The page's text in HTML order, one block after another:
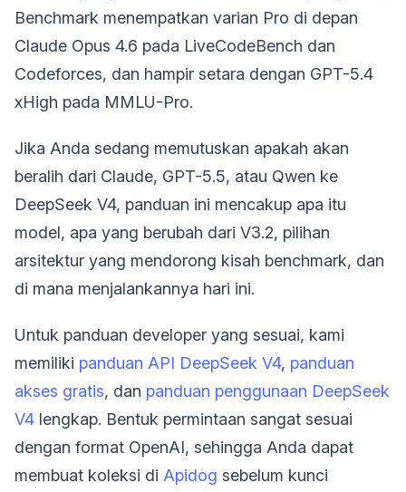
Benchmark menempatkan varian Pro di depan
Claude Opus 4.6 pada LiveCodeBench dan
Codeforces, dan hampir setara dengan GPT-5.4
xHigh pada MMLU-Pro.
Jika Anda sedang memutuskan apakah akan
beralih dari Claude, GPT-5.5, atau Qwen ke
DeepSeek V4, panduan ini mencakup apa itu
model, apa yang berubah dari V3.2, pilihan
arsitektur yang mendorong kisah benchmark, dan
di mana menjalankannya hari ini.
Untuk panduan developer yang sesuai, kami
memiliki panduan API DeepSeek V4, panduan
akses gratis, dan panduan penggunaan DeepSeek
V4 lengkap. Bentuk permintaan sangat sesuai
dengan format OpenAI, sehingga Anda dapat
membuat koleksi di Apidog sebelum kunci